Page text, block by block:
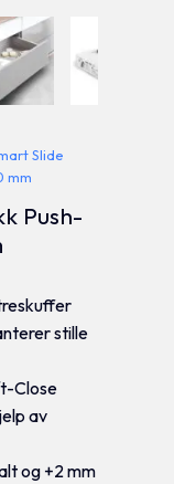
Slide
mm
Push-
stille
Close
av
og +2 mm